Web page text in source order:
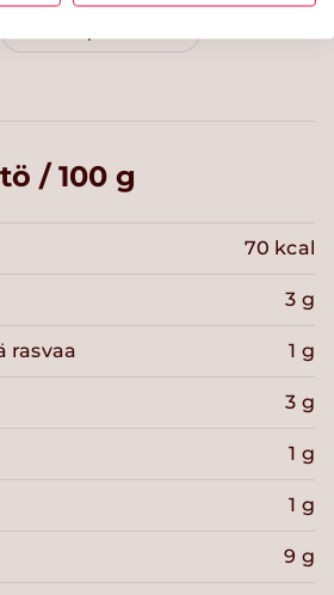
/ 100 g
70 kcal
3 g
rasvaa 1 g
3 g
1 g
1 g
9 g